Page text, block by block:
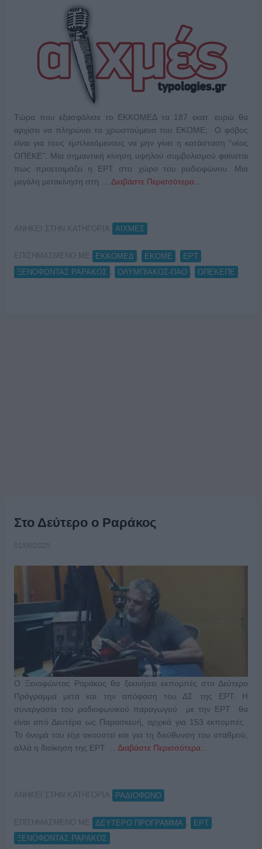
Τώρα που εξασφάλισε το ΕΚΚΟΜΕΔ τα 187 εκατ. ευρώ θα
αρχίσει να πληρώνει τα χρωστούμενα του ΕΚΟΜΕ; Ο φόβος
είναι για τους εμπλεκόμενους να μην γίνει η κατάσταση "νέος
ΟΠΕΚΕ". Μία σημαντική κίνηση υψηλού συμβολισμού φαίνεται
πως προετοιμάζει η ΕΡΤ στο χώρο του ραδιοφώνου. Μια
μεγάλη μετακίνηση στη … Διαβάστε Περισσότερα...
ΑΝΗΚΕΙ ΣΤΗΝ ΚΑΤΗΓΟΡΙΑ: ΑΙΧΜΕΣ
ΕΠΙΣΗΜΑΣΜΕΝΟ ΜΕ: ΕΚΚΟΜΕΔ ΕΚΟΜΕ ΕΡΤ
ΞΕΝΟΦΩΝΤΑΣ ΡΑΡΑΚΟΣ
ΟΛΥΜΠΙΑΚΟΣ-ΠΑΟ ΟΠΕΚΕΠΕ
Στο Δεύτερο ο Ραράκος
01/06/2025
Ο Ξενοφώντας Ραράκος θα ξεκινήσει εκπομπές στο Δεύτερο
Πρόγραμμα μετά και την απόφαση του ΔΣ της ΕΡΤ. Η
συνεργασία του ραδιοφωνικού παραγωγού με την ΕΡΤ θα
είναι από Δευτέρα ως Παρασκευή, αρχικά για 153 εκπομπές.
Το όνομά του είχε ακουστεί και για τη διεύθυνση του σταθμού,
αλλά η διοίκηση της ΕΡΤ … Διαβάστε Περισσότερα...
ΑΝΗΚΕΙ ΣΤΗΝ ΚΑΤΗΓΟΡΙΑ: ΡΑΔΙΟΦΩΝΟ
ΕΠΙΣΗΜΑΣΜΕΝΟ ΜΕ: ΔΕΥΤΕΡΟ ΠΡΟΓΡΑΜΜΑ ΕΡΤ
ΞΕΝΟΦΩΝΤΑΣ ΡΑΡΑΚΟΣ